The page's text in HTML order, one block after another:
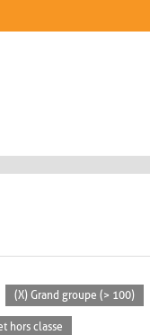
(X) Grand groupe (> 100)
hors classe